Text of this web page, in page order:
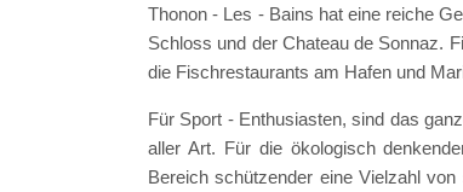
Thonon - Les - Bains hat eine reiche
Schloss und der Chateau de Sonnaz.
die Fischrestaurants am Hafen und
Für Sport - Enthusiasten, sind das
aller Art. Für die ökologisch
Bereich schützender eine Vielzahl